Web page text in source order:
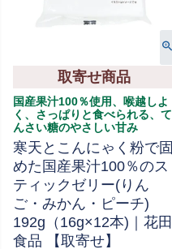
取寄せ商品
国産果汁100％使用、喉越しよ
く、さっぱりと食べられる、て
んさい糖のやさしい甘み
寒天とこんにゃく粉で固
めた国産果汁100％のス
ティックゼリー(りん
ご・みかん・ピーチ)
192g（16g×12本)｜花田
食品 【取寄せ】